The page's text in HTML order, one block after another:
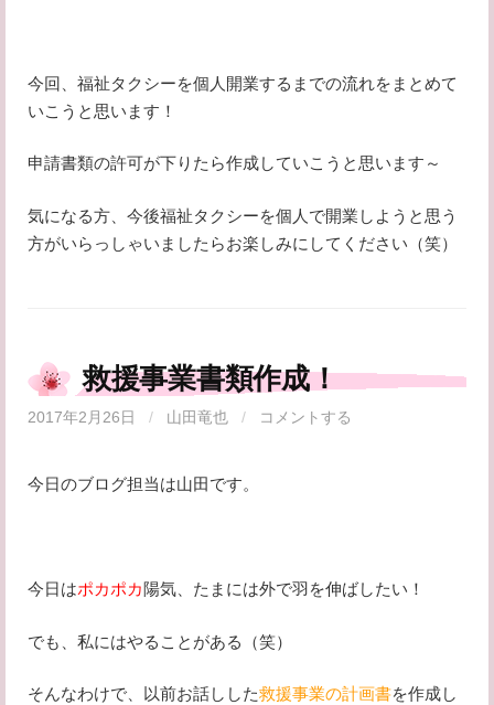
今回、福祉タクシーを個人開業するまでの流れをまとめて
いこうと思います！
申請書類の許可が下りたら作成していこうと思います～
気になる方、今後福祉タクシーを個人で開業しようと思う
方がいらっしゃいましたらお楽しみにしてください（笑）
救援事業書類作成！
2017年2月26日 / 山田竜也 / コメントする
今日のブログ担当は山田です。
今日はポカポカ陽気、たまには外で羽を伸ばしたい！
でも、私にはやることがある（笑）
そんなわけで、以前お話しした救援事業の計画書を作成し